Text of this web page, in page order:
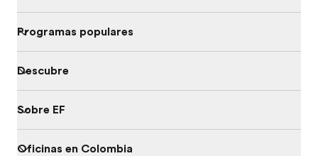
Programas populares
Descubre
Sobre EF
Oficinas en Colombia